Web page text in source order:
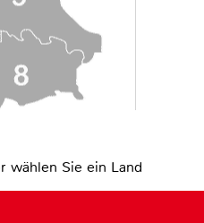
wählen Sie ein Land